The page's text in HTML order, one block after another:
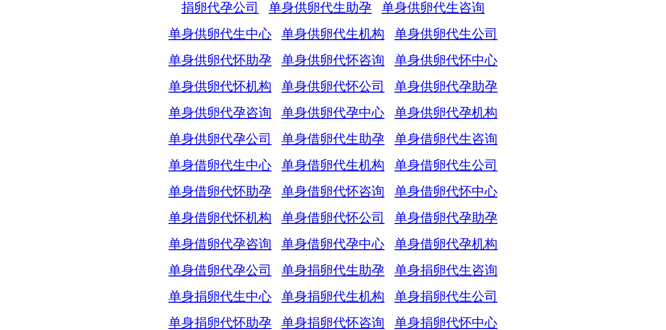
捐卵代孕公司
单身供卵代生助孕
单身供卵代生咨询
单身供卵代生中心
单身供卵代生机构
单身供卵代生公司
单身供卵代怀助孕
单身供卵代怀咨询
单身供卵代怀中心
单身供卵代怀机构
单身供卵代怀公司
单身供卵代孕助孕
单身供卵代孕咨询
单身供卵代孕中心
单身供卵代孕机构
单身供卵代孕公司
单身借卵代生助孕
单身借卵代生咨询
单身借卵代生中心
单身借卵代生机构
单身借卵代生公司
单身借卵代怀助孕
单身借卵代怀咨询
单身借卵代怀中心
单身借卵代怀机构
单身借卵代怀公司
单身借卵代孕助孕
单身借卵代孕咨询
单身借卵代孕中心
单身借卵代孕机构
单身借卵代孕公司
单身捐卵代生助孕
单身捐卵代生咨询
单身捐卵代生中心
单身捐卵代生机构
单身捐卵代生公司
单身捐卵代怀助孕
单身捐卵代怀咨询
单身捐卵代怀中心